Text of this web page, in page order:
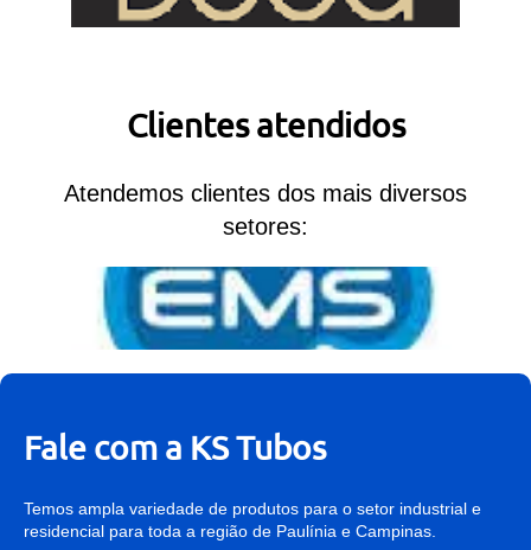
Clientes atendidos
Atendemos clientes dos mais diversos
setores:
Fale com a KS Tubos
Temos ampla variedade de produtos para o setor industrial e
residencial para toda a região de Paulínia e Campinas.